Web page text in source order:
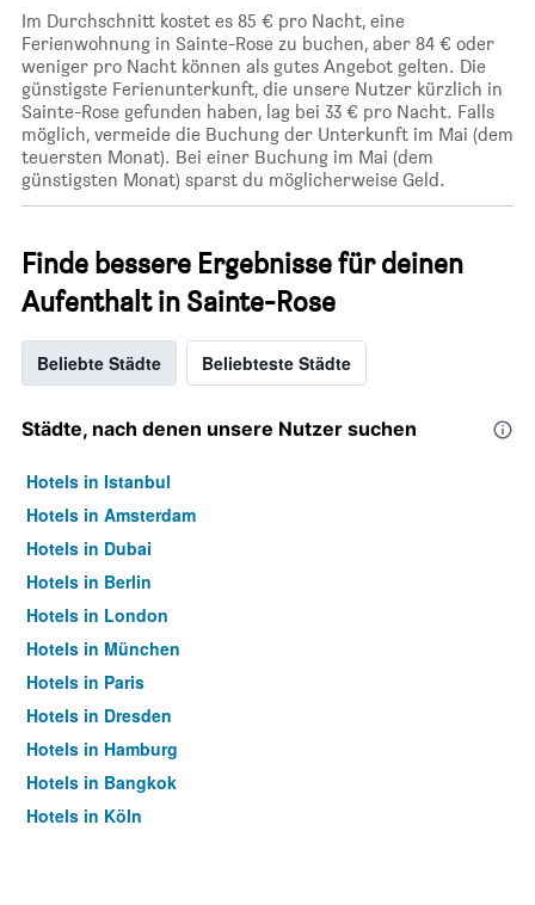
Im Durchschnitt kostet es 85 € pro Nacht, eine
Ferienwohnung in Sainte-Rose zu buchen, aber 84 € oder
weniger pro Nacht können als gutes Angebot gelten. Die
günstigste Ferienunterkunft, die unsere Nutzer kürzlich in
Sainte-Rose gefunden haben, lag bei 33 € pro Nacht. Falls
möglich, vermeide die Buchung der Unterkunft im Mai (dem
teuersten Monat). Bei einer Buchung im Mai (dem
günstigsten Monat) sparst du möglicherweise Geld.
Finde bessere Ergebnisse für deinen
Aufenthalt in Sainte-Rose
Beliebte Städte Beliebteste Städte
Städte, nach denen unsere Nutzer suchen
Hotels in Istanbul
Hotels in Amsterdam
Hotels in Dubai
Hotels in Berlin
Hotels in London
Hotels in München
Hotels in Paris
Hotels in Dresden
Hotels in Hamburg
Hotels in Bangkok
Hotels in Köln